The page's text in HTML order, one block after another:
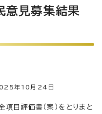
意見募集結果
年10月24日
目評価書（案）をとりまと